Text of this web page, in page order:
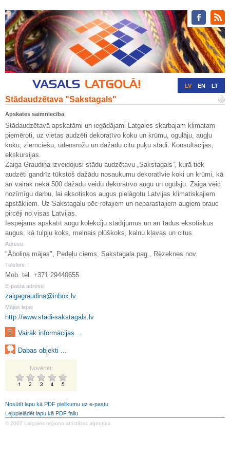
LV EN LT
Stādaudzētava "Sakstagals"
Apskates saimniecība
Stādaudzētavā apskatāmi un iegādājami Latgales skarbajam klimatam
piemēroti, uz vietas audzēti dekoratīvo koku un krūmu, ogulāju, augļu
koku, ziemciešu, ūdensrožu un dažādu citu puķu stādi. Konsultācijas,
ekskursijas.
Zaiga Graudiņa izveidojusi stādu audzētavu „Sakstagals”, kurā tiek
audzēti gandrīz tūkstoš dažādu nosaukumu dekoratīvie koki un krūmi, kā
arī vairāk nekā 500 dažādu veidu dekoratīvo augu un ogulāju. Zaiga veic
nozīmīgu darbu, lai eksotiskos augus pielāgotu Latvijas klimatiskajiem
apstākļiem. Uz Sakstagalu pēc retajiem un neparastajiem augiem brauc
pircēji no visas Latvijas.
Iespējams apskatīt augu kolekciju stādījumus un arī tādus eksotiskus
augus, kā tulpju koks, melnais plūškoks, kalnu kļavas un citus.
Adrese:
"Āboliņa mājas", Pedeļu ciems, Sakstagala pag., Rēzeknes nov.
Telefoni:
Mob. tel. +371 29440655
E-pasta adrese:
zaigagraudina@inbox.lv
Mājas lapa:
http://www.stadi-sakstagals.lv
Vairāk informācijas ...
Dabas objekti ...
Novērtēt:
Nosūtīt lapu kā PDF pielikumu uz e-pastu
Lejupielādēt lapu kā PDF failu
© 2007 Latgales reģiona attīstības aģentūra